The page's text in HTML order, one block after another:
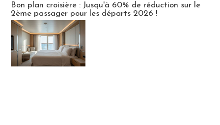
Bon plan croisière : Jusqu'à 60% de réduction sur le
2ème passager pour les départs 2026 !